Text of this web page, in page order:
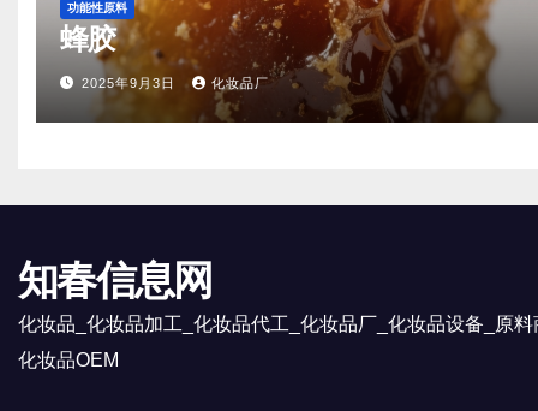
功能性原料
蜂胶
2025年9月3日 化妆品厂
知春信息网
化妆品_化妆品加工_化妆品代工_化妆品厂_化妆品设备_原料
化妆品OEM